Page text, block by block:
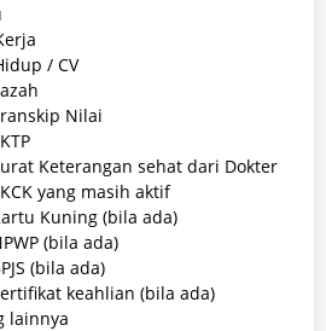
/ CV
Nilai
Keterangan sehat dari Dokter
yang masih aktif
Kuning (bila ada)
(bila ada)
(bila ada)
keahlian (bila ada)
lainnya